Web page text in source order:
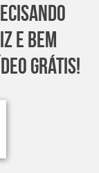
e Bem
grátis!